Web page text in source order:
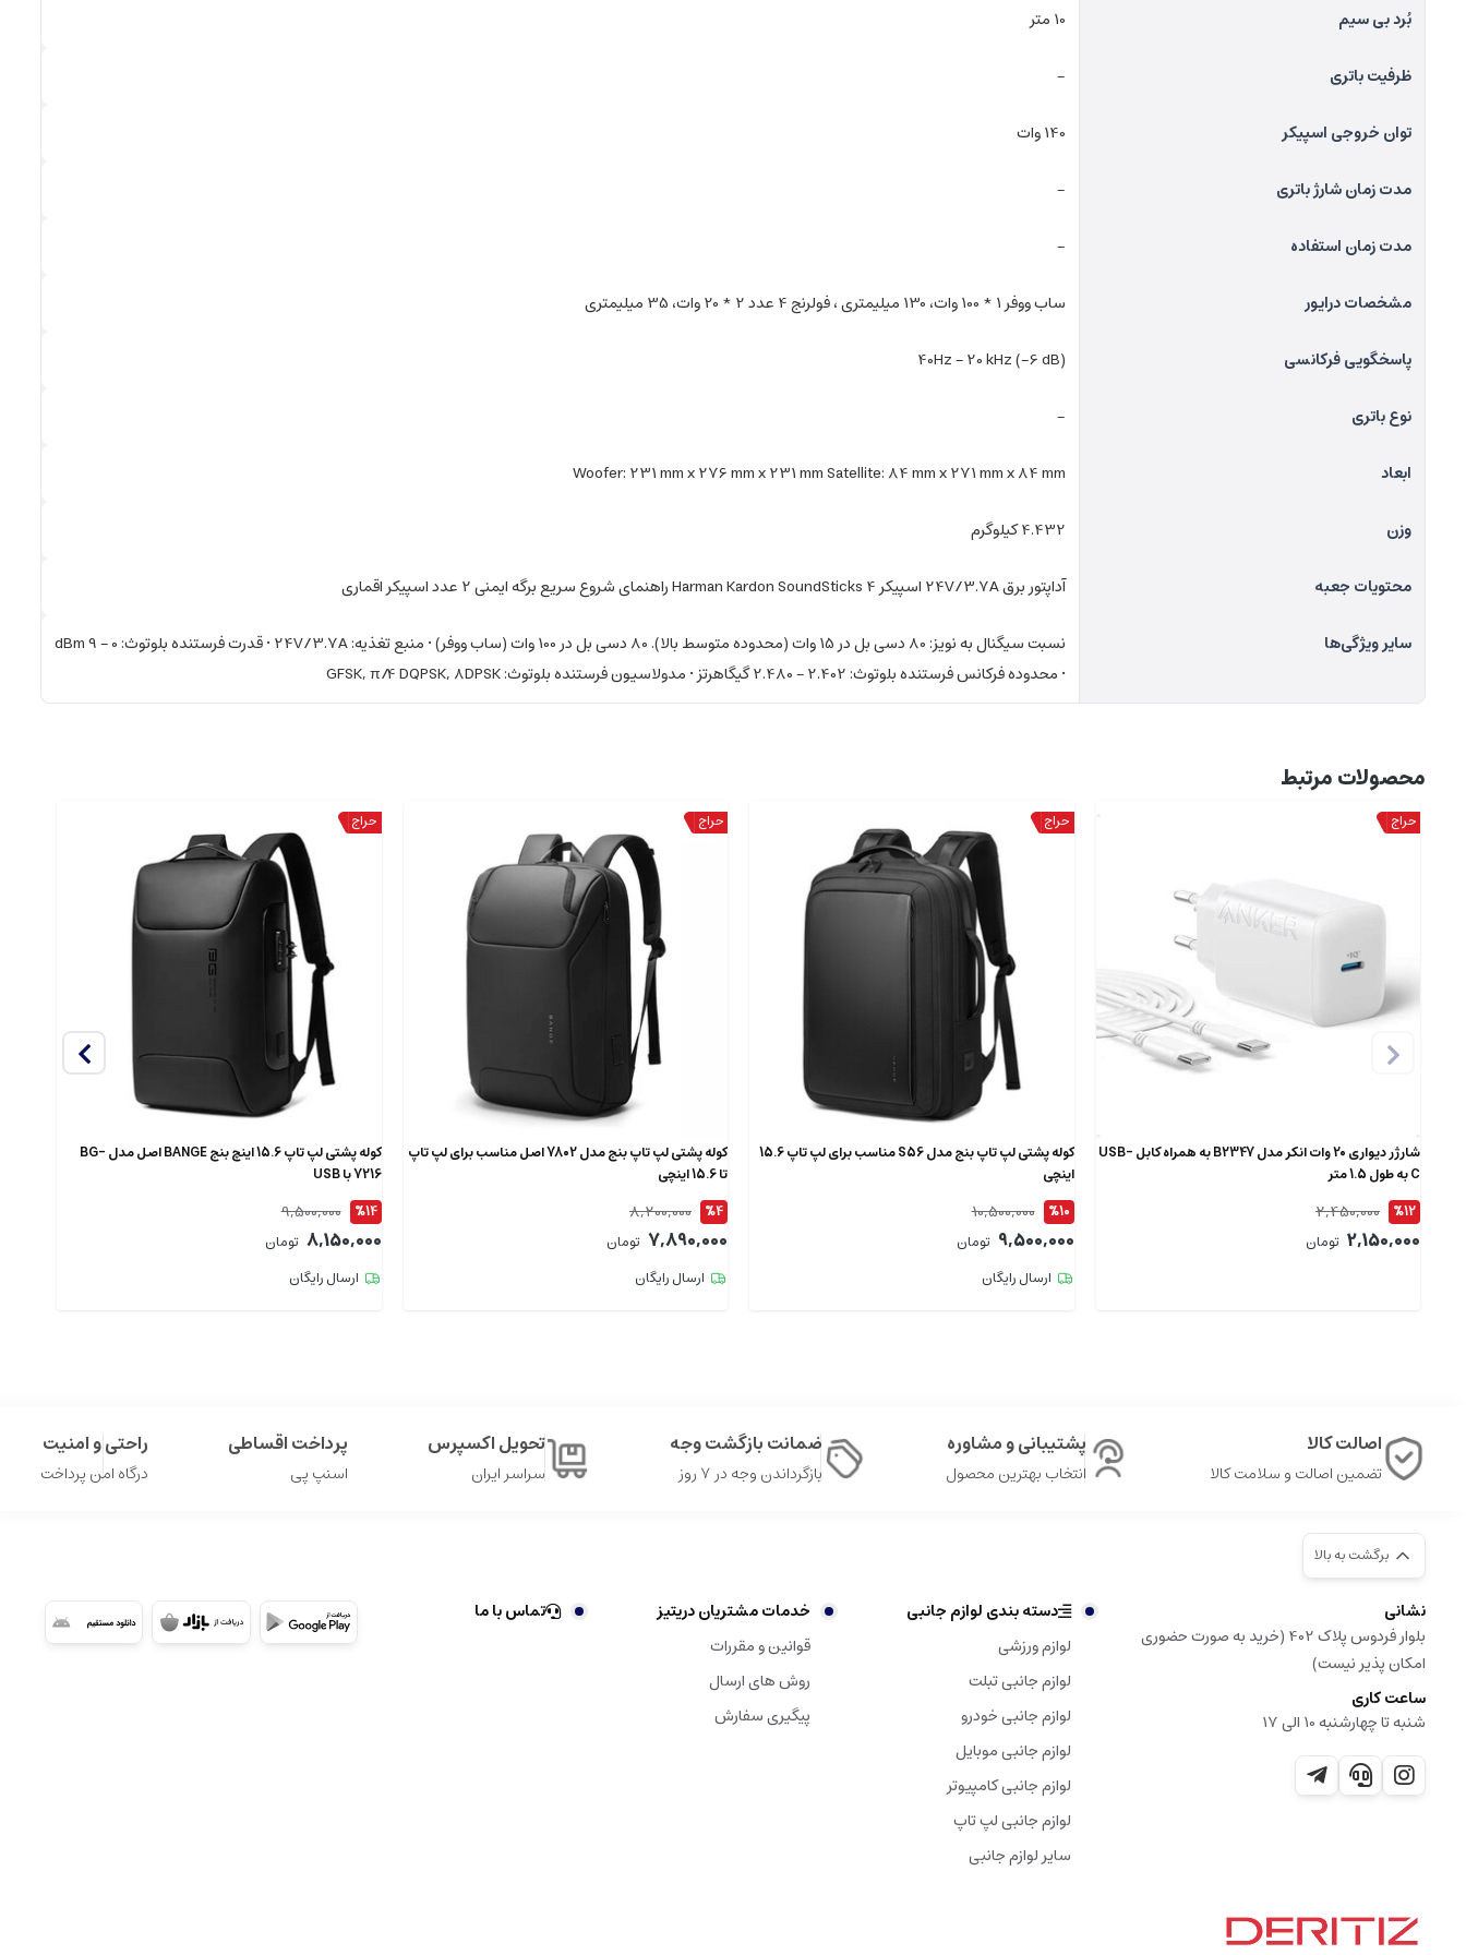
بُرد بی سیم 10 متر
ظرفیت باتری -
توان خروجی اسپیکر 140 وات
مدت زمان شارژ باتری -
مدت زمان استفاده -
مشخصات درایور ساب ووفر 1 * 100 وات، 130 میلیمتری ، فولرنج 4 عدد 2 * 20 وات، 35 میلیمتری
پاسخگویی فرکانسی 40Hz – 20 kHz (-6 dB)
نوع باتری -
ابعاد Woofer: 231 mm x 276 mm x 231 mm Satellite: 84 mm x 271 mm x 84 mm
وزن 4.432 کیلوگرم
محتویات جعبه آداپتور برق 24V/3.7A اسپیکر Harman Kardon SoundSticks 4 راهنمای شروع سریع برگه ایمنی 2 عدد اسپیکر اقماری
سایر ویژگی‌ها
نسبت سیگنال به نویز: 80 دسی بل در 15 وات (محدوده متوسط بالا). 80 دسی بل در 100 وات (ساب ووفر) • منبع تغذیه: 24V/3.7A • قدرت فرستنده بلوتوث: 0 – 9 dBm
• محدوده فرکانس فرستنده بلوتوث: 2.402 – 2.480 گیگاهرتز • مدولاسیون فرستنده بلوتوث: GFSK, π/4 DQPSK, 8DPSK
محصولات مرتبط
شارژر دیواری 20 وات انکر مدل B2347 به همراه کابل USB-
C به طول 1.5 متر
%12
2,450,000
2,150,000 تومان
کوله پشتی لپ تاپ بنج مدل S56 مناسب برای لپ تاپ 15.6
اینچی
%10
10,500,000
9,500,000 تومان
ارسال رایگان
کوله پشتی لپ تاپ بنج مدل 7802 اصل مناسب برای لپ تاپ
تا 15.6 اینچی
%4
8,200,000
7,890,000 تومان
ارسال رایگان
کوله پشتی لپ تاپ 15.6 اینچ بنج BANGE اصل مدل BG-
7216 با USB
%14
9,500,000
8,150,000 تومان
ارسال رایگان
اصالت کالا
تضمین اصالت و سلامت کالا
پشتیبانی و مشاوره
انتخاب بهترین محصول
ضمانت بازگشت وجه
بازگرداندن وجه در ۷ روز
تحویل اکسپرس
سراسر ایران
پرداخت اقساطی
اسنپ پی
راحتی و امنیت
درگاه امن پرداخت
برگشت به بالا
نشانی
بلوار فردوس پلاک 402 (خرید به صورت حضوری
امکان پذیر نیست)
ساعت کاری
شنبه تا چهارشنبه 10 الی 17
دسته بندی لوازم جانبی
لوازم ورزشی
لوازم جانبی تبلت
لوازم جانبی خودرو
لوازم جانبی موبایل
لوازم جانبی کامپیوتر
لوازم جانبی لپ تاپ
سایر لوازم جانبی
خدمات مشتریان دریتیز
قوانین و مقررات
روش های ارسال
پیگیری سفارش
تماس با ما